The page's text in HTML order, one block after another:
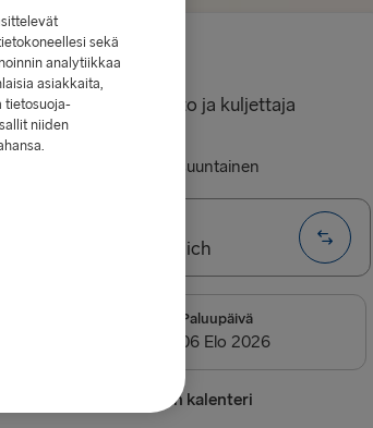
107.00€
yksi henkilöauto ja kuljettaja
Yhdensuuntainen
of Holland → Harwich
→ Gothenburg
Paluupäivä
Näytä edullisten hintojen kalenteri
sekä
analytiikkaa
asiakkaita,
tietosuoja-
niiden